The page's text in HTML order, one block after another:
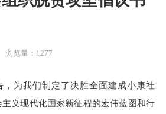
浏览量：1277
，为我们制定了决胜全面建成小康社
义现代化国家新征程的宏伟蓝图和行